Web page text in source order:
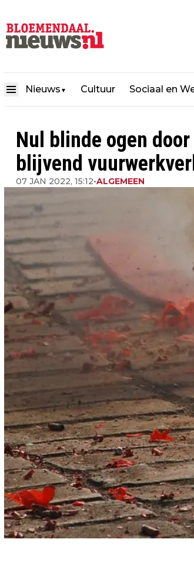
Nieuws ▼ Cultuur Sociaal en
Nul blinde ogen
blijvend
07 JAN 2022, 15:12•ALGEMEEN